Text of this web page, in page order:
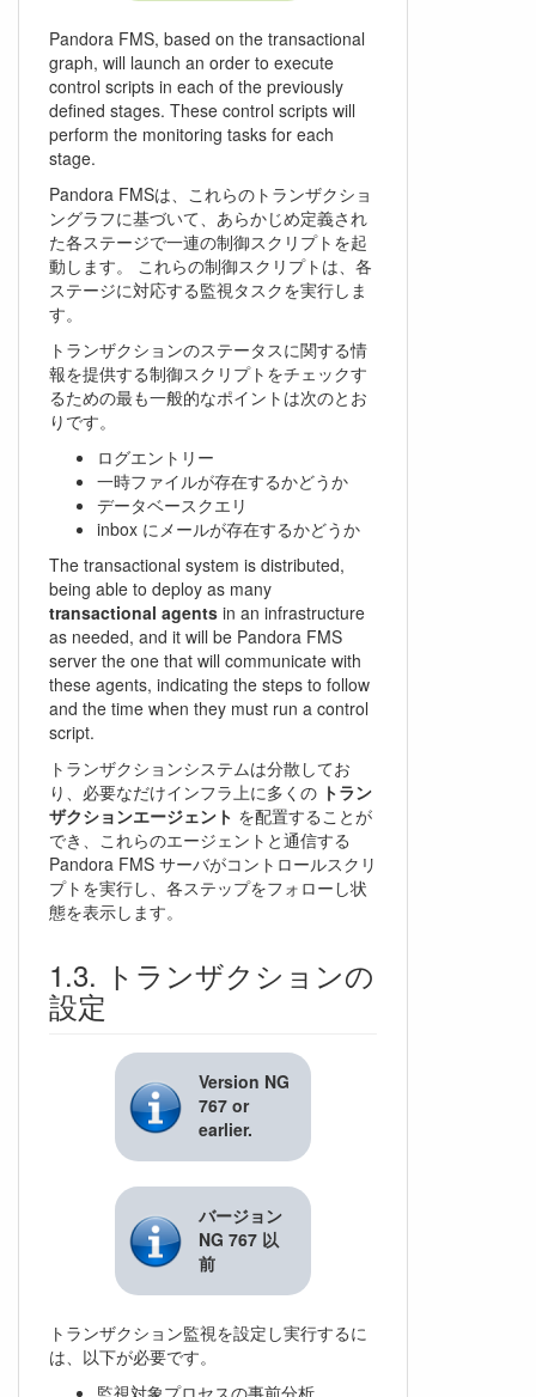
Pandora FMS, based on the transactional
graph, will launch an order to execute
control scripts in each of the previously
defined stages. These control scripts will
perform the monitoring tasks for each
stage.
Pandora FMSは、これらのトランザクショ
ングラフに基づいて、あらかじめ定義され
た各ステージで一連の制御スクリプトを起
動します。 これらの制御スクリプトは、各
ステージに対応する監視タスクを実行しま
す。
トランザクションのステータスに関する情
報を提供する制御スクリプトをチェックす
るための最も一般的なポイントは次のとお
りです。
ログエントリー
一時ファイルが存在するかどうか
データベースクエリ
inbox にメールが存在するかどうか
The transactional system is distributed,
being able to deploy as many
transactional agents in an infrastructure
as needed, and it will be Pandora FMS
server the one that will communicate with
these agents, indicating the steps to follow
and the time when they must run a control
script.
トランザクションシステムは分散してお
り、必要なだけインフラ上に多くの トラン
ザクションエージェント を配置することが
でき、これらのエージェントと通信する
Pandora FMS サーバがコントロールスクリ
プトを実行し、各ステップをフォローし状
態を表示します。
トランザクションの
設定
Version NG
767 or
earlier.
バージョン
NG 767 以
前
トランザクション監視を設定し実行するに
は、以下が必要です。
監視対象プロセスの事前分析